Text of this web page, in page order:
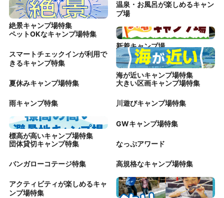
絶景キャンプ場特集
温泉・お風呂が楽しめるキャン
プ場
ペットOKなキャンプ場特集
新着キャンプ場
スマートチェックインが利用で
きるキャンプ特集
海が近いキャンプ場特集
夏休みキャンプ場特集
大きい区画キャンプ場特集
雨キャンプ特集 川遊びキャンプ場特集
標高が高いキャンプ場特集
GWキャンプ場特集
団体貸切キャンプ特集 なっぷアワード
バンガローコテージ特集 高規格なキャンプ場特集
アクティビティが楽しめるキャ
ンプ場特集